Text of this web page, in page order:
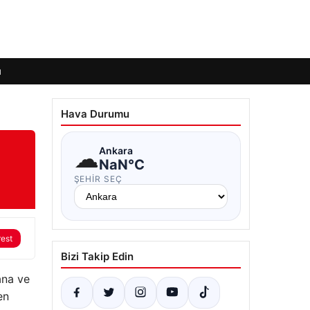
ve
Hava Durumu
☁Ankara
NaN°C
ŞEHIR SEÇ
Bizi Takip Edin